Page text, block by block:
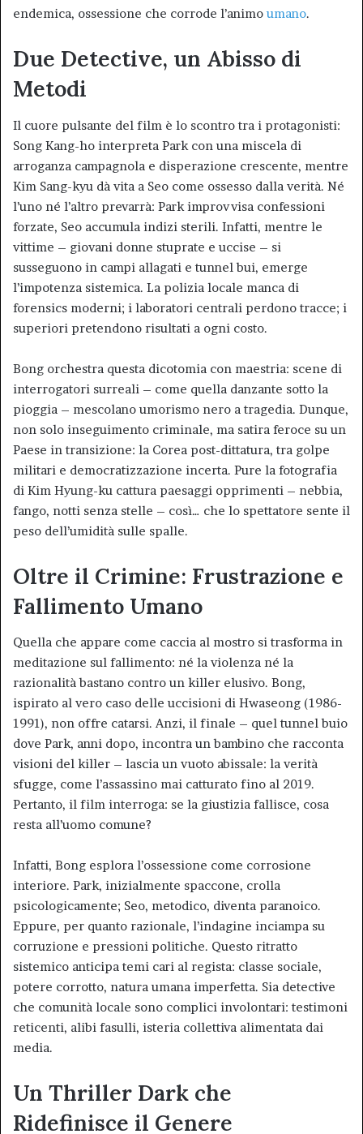
endemica, ossessione che corrode l’animo umano.
Due Detective, un Abisso di
Metodi
Il cuore pulsante del film è lo scontro tra i protagonisti:
Song Kang-ho interpreta Park con una miscela di
arroganza campagnola e disperazione crescente, mentre
Kim Sang-kyu dà vita a Seo come ossesso dalla verità. Né
l’uno né l’altro prevarrà: Park improvvisa confessioni
forzate, Seo accumula indizi sterili. Infatti, mentre le
vittime – giovani donne stuprate e uccise – si
susseguono in campi allagati e tunnel bui, emerge
l’impotenza sistemica. La polizia locale manca di
forensics moderni; i laboratori centrali perdono tracce; i
superiori pretendono risultati a ogni costo.
Bong orchestra questa dicotomia con maestria: scene di
interrogatori surreali – come quella danzante sotto la
pioggia – mescolano umorismo nero a tragedia. Dunque,
non solo inseguimento criminale, ma satira feroce su un
Paese in transizione: la Corea post-dittatura, tra golpe
militari e democratizzazione incerta. Pure la fotografia
di Kim Hyung-ku cattura paesaggi opprimenti – nebbia,
fango, notti senza stelle – così… che lo spettatore sente il
peso dell’umidità sulle spalle.
Oltre il Crimine: Frustrazione e
Fallimento Umano
Quella che appare come caccia al mostro si trasforma in
meditazione sul fallimento: né la violenza né la
razionalità bastano contro un killer elusivo. Bong,
ispirato al vero caso delle uccisioni di Hwaseong (1986-
1991), non offre catarsi. Anzi, il finale – quel tunnel buio
dove Park, anni dopo, incontra un bambino che racconta
visioni del killer – lascia un vuoto abissale: la verità
sfugge, come l’assassino mai catturato fino al 2019.
Pertanto, il film interroga: se la giustizia fallisce, cosa
resta all’uomo comune?
Infatti, Bong esplora l’ossessione come corrosione
interiore. Park, inizialmente spaccone, crolla
psicologicamente; Seo, metodico, diventa paranoico.
Eppure, per quanto razionale, l’indagine inciampa su
corruzione e pressioni politiche. Questo ritratto
sistemico anticipa temi cari al regista: classe sociale,
potere corrotto, natura umana imperfetta. Sia detective
che comunità locale sono complici involontari: testimoni
reticenti, alibi fasulli, isteria collettiva alimentata dai
media.
Un Thriller Dark che
Ridefinisce il Genere